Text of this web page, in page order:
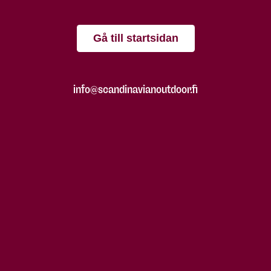
Gå till startsidan
info@scandinavianoutdoor.fi